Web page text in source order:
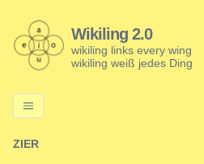
Wikiling 2.0
wikiling links every wing
wikiling weiß jedes Ding
ZIER